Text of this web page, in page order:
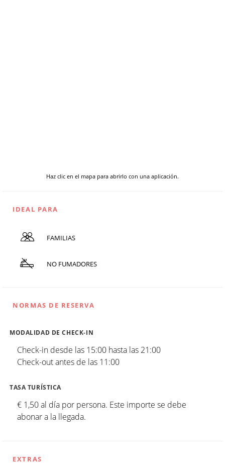
Haz clic en el mapa para abrirlo con una aplicación.
IDEAL PARA
FAMILIAS
NO FUMADORES
NORMAS DE RESERVA
MODALIDAD DE CHECK-IN
Check-in desde las 15:00 hasta las 21:00
Check-out antes de las 11:00
TASA TURÍSTICA
€ 1,50 al día por persona. Este importe se debe
abonar a la llegada.
EXTRAS